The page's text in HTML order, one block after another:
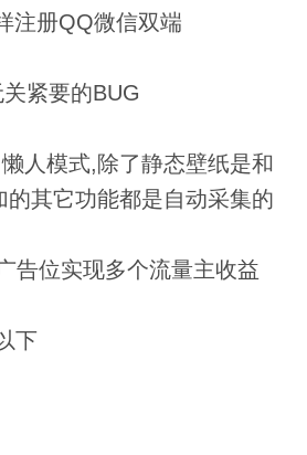
注册QQ微信双端
关紧要的BUG
人模式,除了静态壁纸是和
的其它功能都是自动采集的
告位实现多个流量主收益
下